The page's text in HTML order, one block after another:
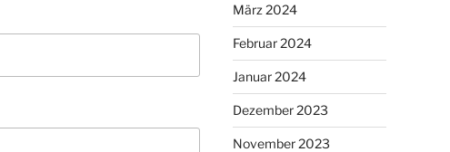
März 2024
Februar 2024
Januar 2024
Dezember 2023
November 2023